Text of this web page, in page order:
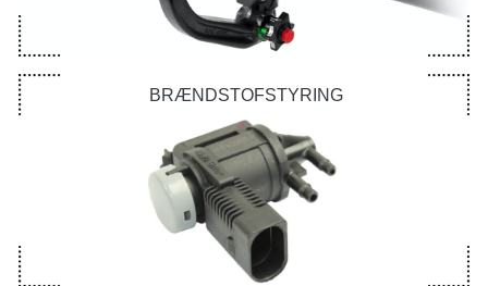
BRÆNDSTOFSTYRING